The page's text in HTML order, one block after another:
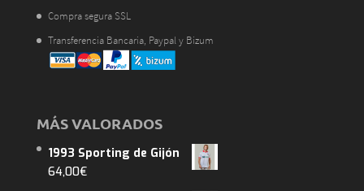
Compra segura SSL
Transferencia Bancaria, Paypal y Bizum
MÁS VALORADOS
1993 Sporting de Gijón
64,00€